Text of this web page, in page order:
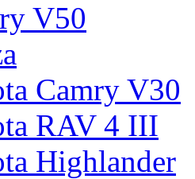
V50
Camry V30
RAV 4 III
Highlander